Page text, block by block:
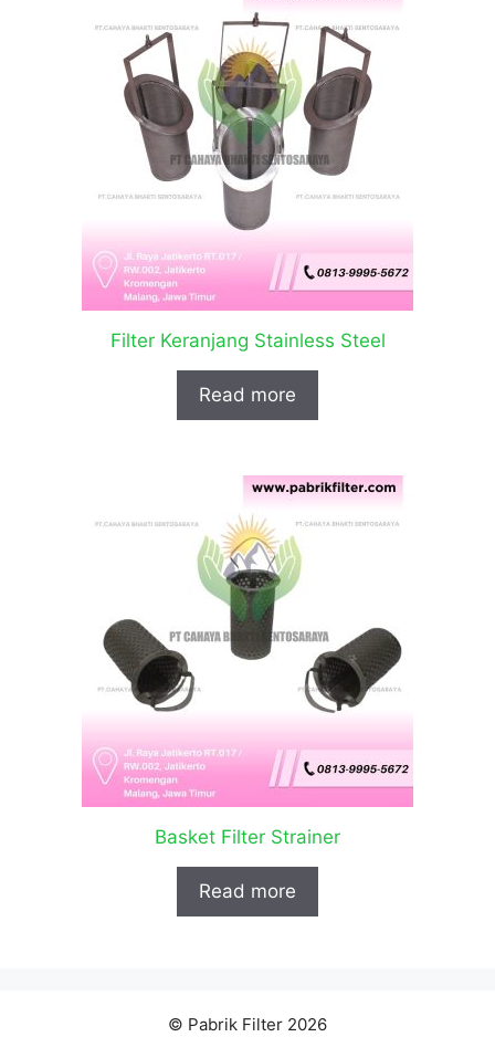
Filter Keranjang Stainless Steel
Read more
Basket Filter Strainer
Read more
© Pabrik Filter 2026